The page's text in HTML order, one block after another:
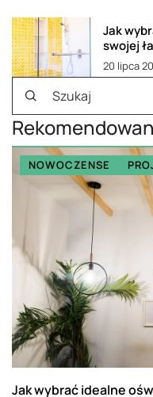
Jak
swojej
20 lipca
NOWOCZENSE
Jak wybrać idealne